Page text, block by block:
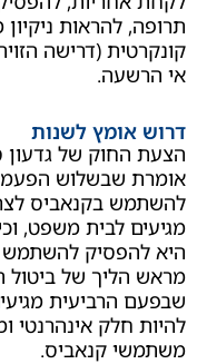
ניקיון ממושך
(דרישה הזויה
לשנות
של גדעון סער באה
הפעמים
בקנאביס לצריכה
לבית משפט, וכיום
להשתמש
של ביטול
מגיעים
אינהרנטי ומובנה
קנאביס.